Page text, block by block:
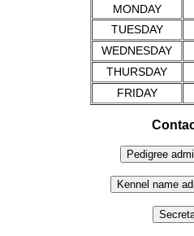
MONDAY
TUESDAY
WEDNESDAY
THURSDAY
FRIDAY